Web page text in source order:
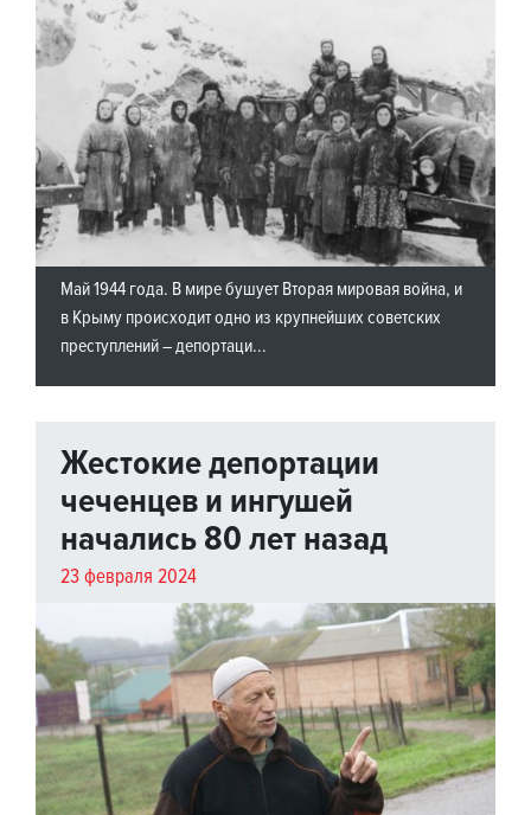
Май 1944 года. В мире бушует Вторая мировая война, и
в Крыму происходит одно из крупнейших советских
преступлений – депортаци...
Жестокие депортации
чеченцев и ингушей
начались 80 лет назад
23 февраля 2024